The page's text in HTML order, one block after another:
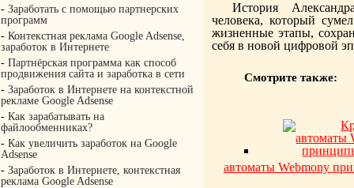
- Заработать с помощью партнерских
программ
- Контекстная реклама Google Adsense,
заработок в Интернете
- Партнёрская программа как способ
продвижения сайта и заработка в сети
- Заработок в Интернете на контекстной
рекламе Google Adsense
- Как зарабатывать на
файлообменниках?
- Как увеличить заработок на Google
Adsense
- Заработок в Интернете, контекстная
реклама Google Adsense
История
человека, который
жизненные этапы,
себя в новой цифровой
Смотрите также:
автоматы Webmony